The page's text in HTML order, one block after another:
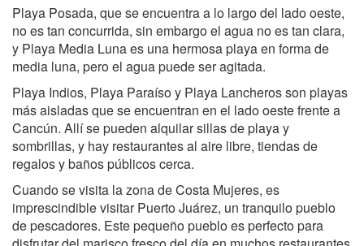
Playa Posada, que se encuentra a lo largo del lado oeste,
no es tan concurrida, sin embargo el agua no es tan clara,
y Playa Media Luna es una hermosa playa en forma de
media luna, pero el agua puede ser agitada.
Playa Indios, Playa Paraíso y Playa Lancheros son playas
más aisladas que se encuentran en el lado oeste frente a
Cancún. Allí se pueden alquilar sillas de playa y
sombrillas, y hay restaurantes al aire libre, tiendas de
regalos y baños públicos cerca.
Cuando se visita la zona de Costa Mujeres, es
imprescindible visitar Puerto Juárez, un tranquilo pueblo
de pescadores. Este pequeño pueblo es perfecto para